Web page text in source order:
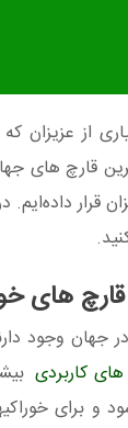
از عزیزان
قارچ های
قرار
های
جهان وجود
کاربردی
و برای